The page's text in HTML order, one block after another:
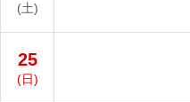
(土)
25
(日)